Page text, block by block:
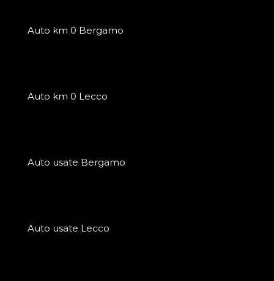
Auto km 0 Bergamo
Auto km 0 Lecco
Auto usate Bergamo
Auto usate Lecco